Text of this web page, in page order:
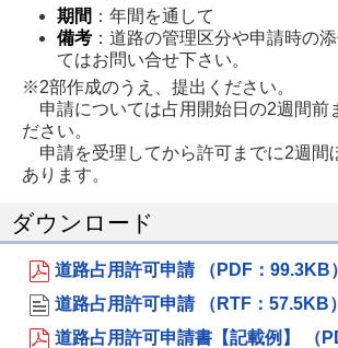
期間 ：年間を通して
備考 ：道路の管理区分や申請時の
てはお問い合せ下さい。
※2部作成のうえ、提出ください。
申請については占用開始日の2週間前
ださい。
申請を受理してから許可までに2週間
あります。
ダウンロード
道路占用許可申請 （PDF：99.3KB）
道路占用許可申請 （RTF：57.5KB）
道路占用許可申請書【記載例】 （